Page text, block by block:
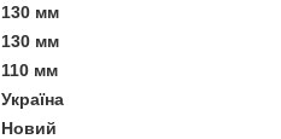
130 мм
130 мм
110 мм
Україна
Новий